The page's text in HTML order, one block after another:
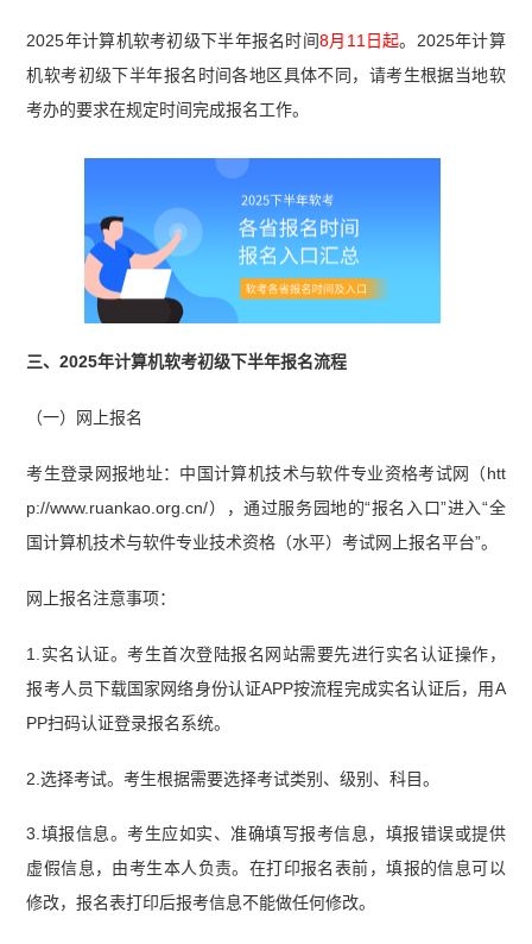
2025年计算机软考初级下半年报名时间8月11日起。2025年计算
机软考初级下半年报名时间各地区具体不同，请考生根据当地软
考办的要求在规定时间完成报名工作。
三、2025年计算机软考初级下半年报名流程
（一）网上报名
考生登录网报地址：中国计算机技术与软件专业资格考试网（htt
p://www.ruankao.org.cn/），通过服务园地的“报名入口”进入“全
国计算机技术与软件专业技术资格（水平）考试网上报名平台”。
网上报名注意事项：
1.实名认证。考生首次登陆报名网站需要先进行实名认证操作，
报考人员下载国家网络身份认证APP按流程完成实名认证后，用A
PP扫码认证登录报名系统。
2.选择考试。考生根据需要选择考试类别、级别、科目。
3.填报信息。考生应如实、准确填写报考信息，填报错误或提供
虚假信息，由考生本人负责。在打印报名表前，填报的信息可以
修改，报名表打印后报考信息不能做任何修改。